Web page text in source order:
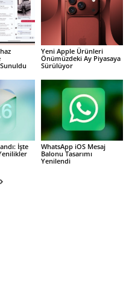
Sunuldu
Yeni Apple Ürünleri
Önümüzdeki Ay Piyasaya
Sürülüyor
İşte
WhatsApp iOS Mesaj
Balonu Tasarımı
Yenilendi